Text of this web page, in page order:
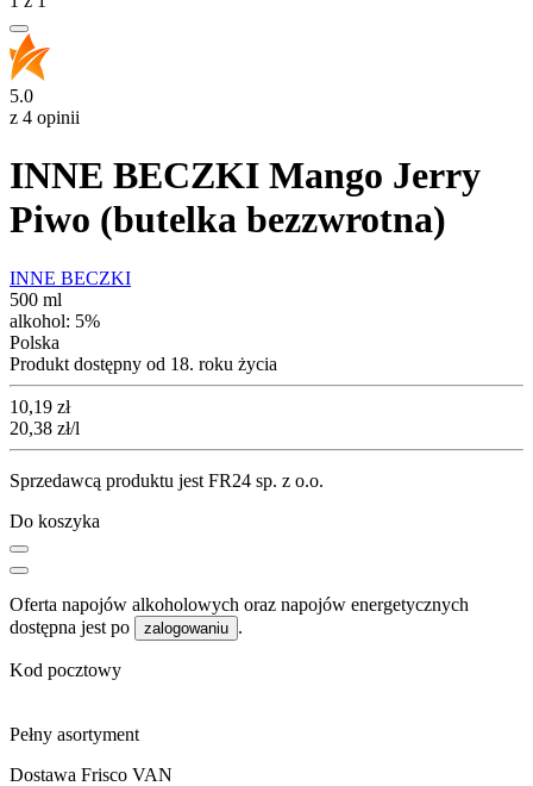
5.0
z 4 opinii
INNE BECZKI Mango Jerry
Piwo (butelka bezzwrotna)
INNE BECZKI
500 ml
alkohol: 5%
Polska
Produkt dostępny od 18. roku życia
Cena
10,19 zł
20,38 zł/l
Sprzedawcą produktu jest FR24 sp. z o.o.
Do koszyka
Oferta napojów alkoholowych oraz napojów energetycznych
dostępna jest po
zalogowaniu .
Kod pocztowy
Pełny asortyment
Dostawa Frisco VAN